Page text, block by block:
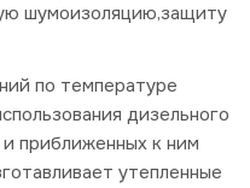
шумоизоляцию,защиту
по температуре
дизельного
приближенных к ним
утепленные